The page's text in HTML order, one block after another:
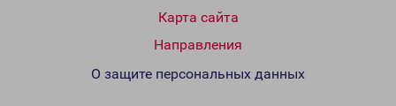
Карта сайта
Направления
О защите персональных данных